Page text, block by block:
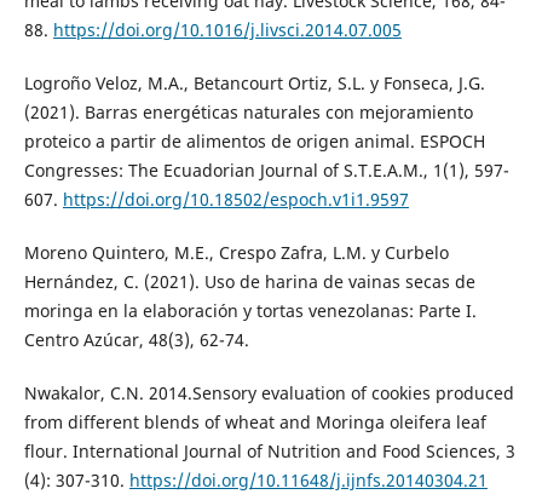
88. https://doi.org/10.1016/j.livsci.2014.07.005
Logroño Veloz, M.A., Betancourt Ortiz, S.L. y Fonseca, J.G.
(2021). Barras energéticas naturales con mejoramiento
proteico a partir de alimentos de origen animal. ESPOCH
Congresses: The Ecuadorian Journal of S.T.E.A.M., 1(1), 597-
607. https://doi.org/10.18502/espoch.v1i1.9597
Moreno Quintero, M.E., Crespo Zafra, L.M. y Curbelo
Hernández, C. (2021). Uso de harina de vainas secas de
moringa en la elaboración y tortas venezolanas: Parte I.
Centro Azúcar, 48(3), 62-74.
Nwakalor, C.N. 2014.Sensory evaluation of cookies produced
from different blends of wheat and Moringa oleifera leaf
flour. International Journal of Nutrition and Food Sciences, 3
(4): 307-310. https://doi.org/10.11648/j.ijnfs.20140304.21